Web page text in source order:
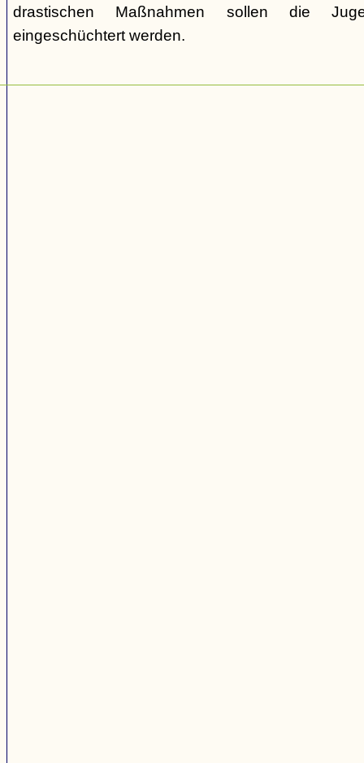
drastischen Maßnahmen sollen die
eingeschüchtert werden.